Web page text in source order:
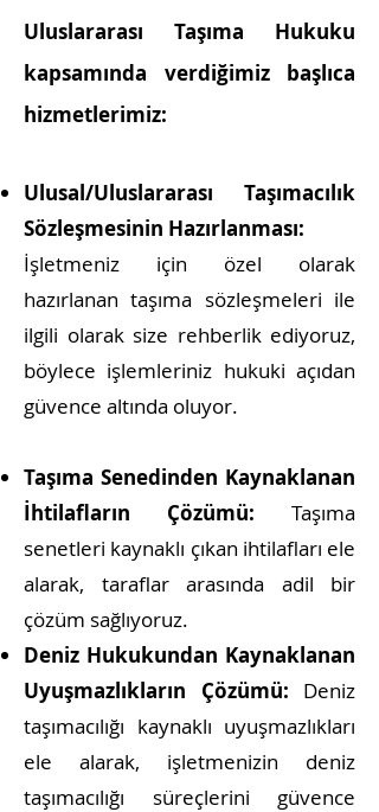
Uluslararası Taşıma Hukuku
kapsamında verdiğimiz başlıca
hizmetlerimiz:
Ulusal/Uluslararası Taşımacılık
Sözleşmesinin Hazırlanması:
İşletmeniz için özel olarak
hazırlanan taşıma sözleşmeleri ile
ilgili olarak size rehberlik ediyoruz,
böylece işlemleriniz hukuki açıdan
güvence altında oluyor.
Taşıma Senedinden Kaynaklanan
İhtilafların Çözümü: Taşıma
senetleri kaynaklı çıkan ihtilafları ele
alarak, taraflar arasında adil bir
çözüm sağlıyoruz.
Deniz Hukukundan Kaynaklanan
Uyuşmazlıkların Çözümü: Deniz
taşımacılığı kaynaklı uyuşmazlıkları
ele alarak, işletmenizin deniz
taşımacılığı süreçlerini güvence